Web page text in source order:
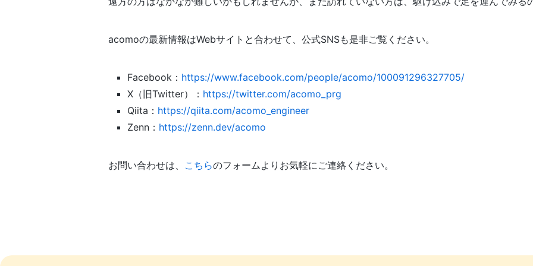
acomoの最新情報はWebサイトと合わせて、公式SNSも是非ご覧ください。
Facebook： https://www.facebook.com/people/acomo/100091296327705/
X（旧Twitter）： https://twitter.com/acomo_prg
Qiita： https://qiita.com/acomo_engineer
Zenn： https://zenn.dev/acomo
お問い合わせは、 こちらのフォームよりお気軽にご連絡ください。